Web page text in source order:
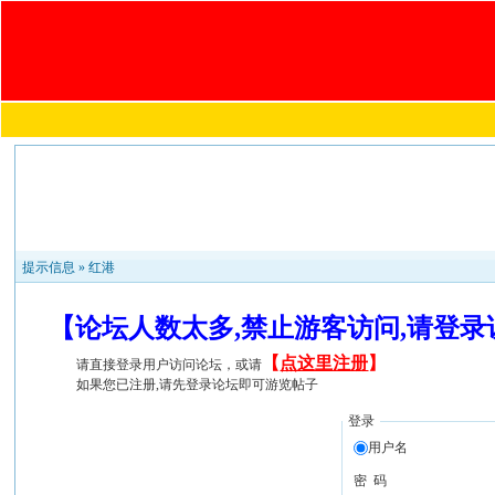
提示信息 »红港
【论坛人数太多,禁止游客访问,请登
请直接登录用户访问论坛，或请 【 点这里注册】
如果您已注册,请先登录论坛即可游览帖子
登录
用户名
密 码